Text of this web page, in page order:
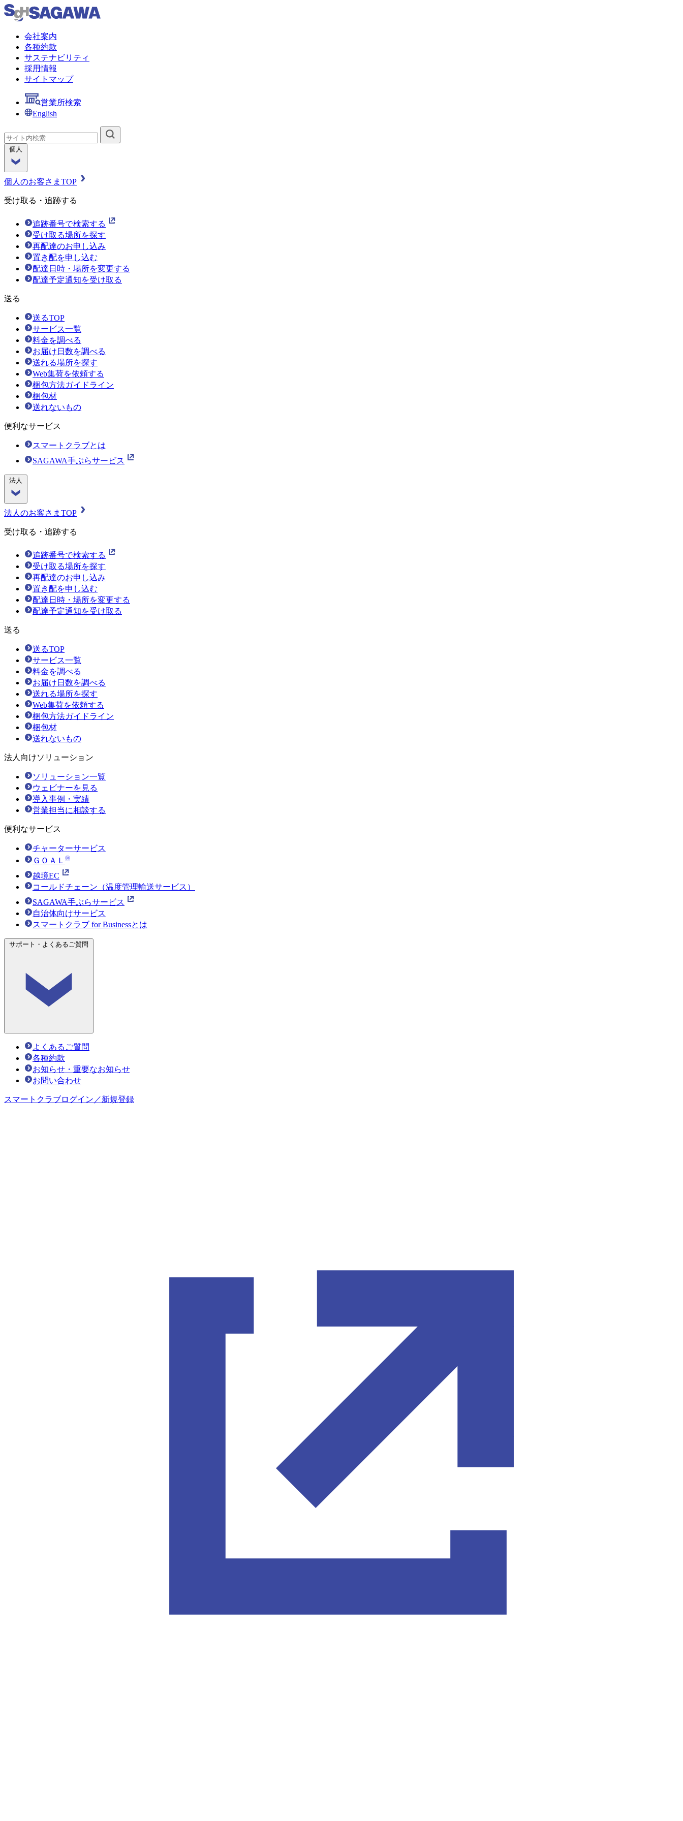
会社案内
各種約款
サステナビリティ
採用情報
サイトマップ
営業所検索
English
個人
個人のお客さまTOP
受け取る・追跡する
追跡番号で検索する
受け取る場所を探す
再配達のお申し込み
置き配を申し込む
配達日時・場所を変更する
配達予定通知を受け取る
送る
送るTOP
サービス一覧
料金を調べる
お届け日数を調べる
送れる場所を探す
Web集荷を依頼する
梱包方法ガイドライン
梱包材
送れないもの
便利なサービス
スマートクラブとは
SAGAWA手ぶらサービス
法人
法人のお客さまTOP
受け取る・追跡する
追跡番号で検索する
受け取る場所を探す
再配達のお申し込み
置き配を申し込む
配達日時・場所を変更する
配達予定通知を受け取る
送る
送るTOP
サービス一覧
料金を調べる
お届け日数を調べる
送れる場所を探す
Web集荷を依頼する
梱包方法ガイドライン
梱包材
送れないもの
法人向けソリューション
ソリューション一覧
ウェビナーを見る
導入事例・実績
営業担当に相談する
便利なサービス
チャーターサービス
ＧＯＡＬ ®
越境EC
コールドチェーン（温度管理輸送サービス）
SAGAWA手ぶらサービス
自治体向けサービス
スマートクラブ for Businessとは
サポート・よくあるご質問
よくあるご質問
各種約款
お知らせ・重要なお知らせ
お問い合わせ
スマートクラブログイン／新規登録